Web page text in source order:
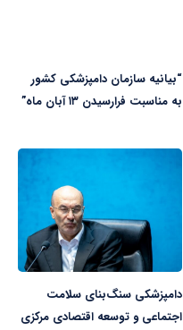
“بیانیه سازمان دامپزشکی کشور
به مناسبت فرارسیدن ۱۳ آبان ماه‌”
دامپزشکی سنگ‌بنای سلامت
اجتماعی و توسعه اقتصادی مرکزی